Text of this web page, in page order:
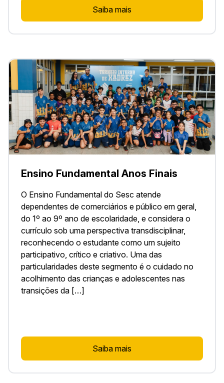
Saiba mais
Ensino Fundamental Anos Finais
O Ensino Fundamental do Sesc atende
dependentes de comerciários e público em geral,
do 1º ao 9º ano de escolaridade, e considera o
currículo sob uma perspectiva transdisciplinar,
reconhecendo o estudante como um sujeito
participativo, crítico e criativo. Uma das
particularidades deste segmento é o cuidado no
acolhimento das crianças e adolescentes nas
transições da […]
Saiba mais